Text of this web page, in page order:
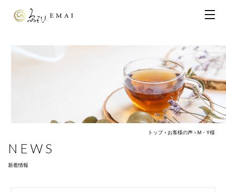
NEWS
新着情報
トップ› お客様の声› M・Y様